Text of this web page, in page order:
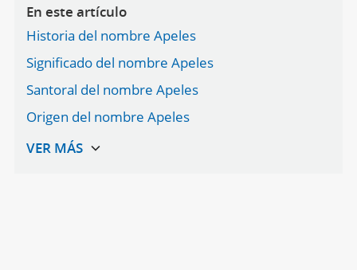
En este artículo
Historia del nombre Apeles
Significado del nombre Apeles
Santoral del nombre Apeles
Origen del nombre Apeles